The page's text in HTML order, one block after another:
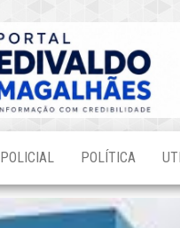
POLICIAL POLÍTICA